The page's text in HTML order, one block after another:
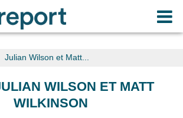
Julian Wilson et Matt...
WILSON ET MATT
WILKINSON